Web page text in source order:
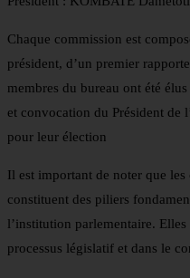
Chaque commission est
président, d’un premier
membres du bureau ont été
et convocation du Président de
pour leur élection
Il est important de noter que les
constituent des piliers
l’institution parlementaire.
processus législatif et dans le